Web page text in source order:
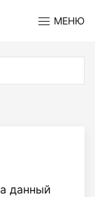
МЕНЮ
данный